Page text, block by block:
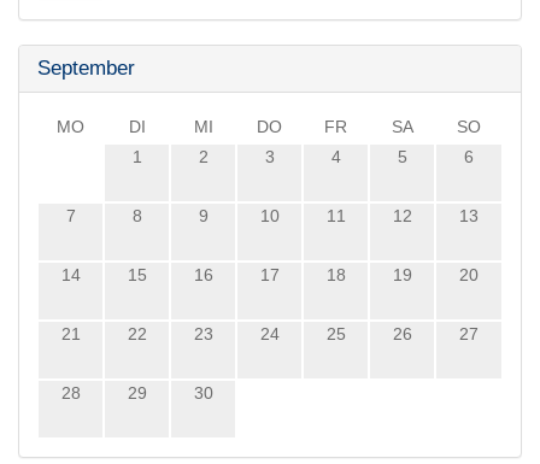
September
MO DI MI DO FR SA
SO
1
2 3 4 5 6
7 8 9 10 11 12 13
14 15 16 17 18 19 20
21 22 23 24 25 26 27
28 29 30